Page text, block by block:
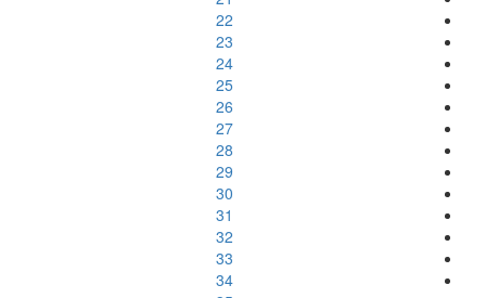
22
23
24
25
26
27
28
29
30
31
32
33
34